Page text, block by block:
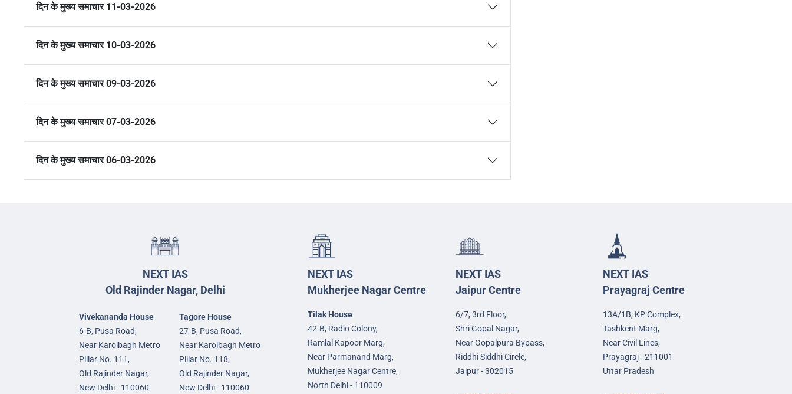
दिन के मुख्य समाचार 11-03-2026
दिन के मुख्य समाचार 10-03-2026
दिन के मुख्य समाचार 09-03-2026
दिन के मुख्य समाचार 07-03-2026
दिन के मुख्य समाचार 06-03-2026
NEXT IAS
Old Rajinder Nagar, Delhi
Vivekananda House
6-B, Pusa Road,
Near Karolbagh Metro
Pillar No. 111,
Old Rajinder Nagar,
New Delhi - 110060
Tagore House
27-B, Pusa Road,
Near Karolbagh Metro
Pillar No. 118,
Old Rajinder Nagar,
New Delhi - 110060
NEXT IAS
Mukherjee Nagar Centre
Tilak House
42-B, Radio Colony,
Ramlal Kapoor Marg,
Near Parmanand Marg,
Mukherjee Nagar Centre,
North Delhi - 110009
NEXT IAS
Jaipur Centre
6/7, 3rd Floor,
Shri Gopal Nagar,
Near Gopalpura Bypass,
Riddhi Siddhi Circle,
Jaipur - 302015
NEXT IAS
Prayagraj Centre
13A/1B, KP Complex,
Tashkent Marg,
Near Civil Lines,
Prayagraj - 211001
Uttar Pradesh